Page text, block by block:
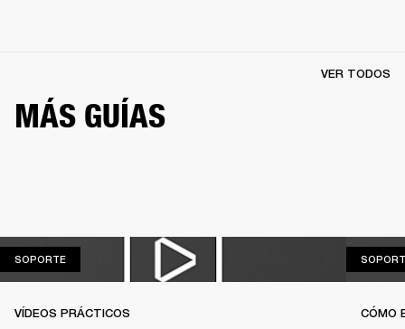
MÁS GUÍAS
VER TODOS
SOPORTESOPORTE
VÍDEOS PRÁCTICOS CÓMO